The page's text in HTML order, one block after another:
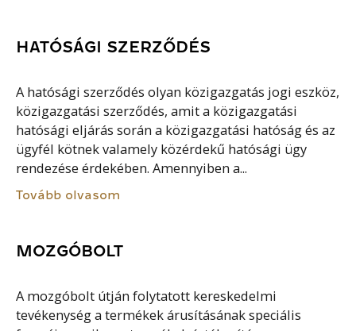
HATÓSÁGI SZERZŐDÉS
A hatósági szerződés olyan közigazgatás jogi eszköz,
közigazgatási szerződés, amit a közigazgatási
hatósági eljárás során a közigazgatási hatóság és az
ügyfél kötnek valamely közérdekű hatósági ügy
rendezése érdekében. Amennyiben a...
Tovább olvasom
MOZGÓBOLT
A mozgóbolt útján folytatott kereskedelmi
tevékenység a termékek árusításának speciális